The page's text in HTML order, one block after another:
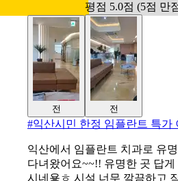
평점 5.0점 (5점 만
전 전
#익산시민 한정 임플란트 특가
익산에서 임플란트 치과로 유
다녀왔어요~~!! 유명한 곳 답
시네욯ㅎ 시설 너무 깔끔하고